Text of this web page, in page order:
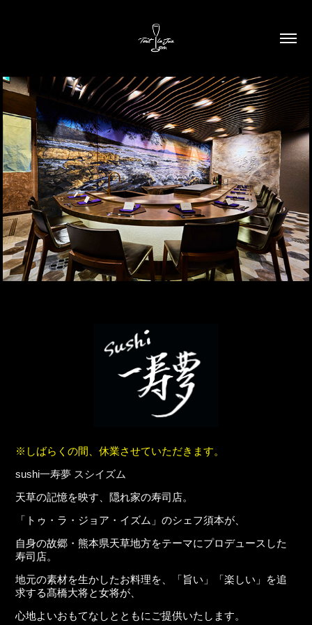
※しばらくの間、休業させていただきます。
sushi一寿夢 スシイズム
天草の記憶を映す、隠れ家の寿司店。
「トゥ・ラ・ジョア・イズム」のシェフ須本が、
自身の故郷・熊本県天草地方をテーマにプロデュースした
寿司店。
地元の素材を生かしたお料理を、「旨い」「楽しい」を追
求する髙橋大将と女将が、
心地よいおもてなしとともにご提供いたします。